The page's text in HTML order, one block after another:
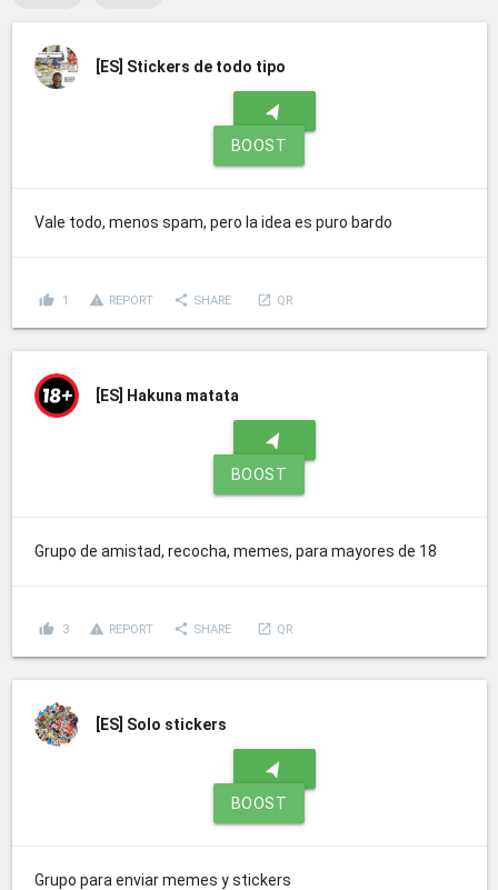
[ES] Stickers de todo tipo
navigation
BOOST
Vale todo, menos spam, pero la idea es puro bardo
thumb_up 1 report_problem REPORT share SHARE launch QR
[ES] Hakuna matata
navigation
BOOST
Grupo de amistad, recocha, memes, para mayores de 18
thumb_up 3 report_problem REPORT share SHARE launch QR
[ES] Solo stickers
navigation
BOOST
Grupo para enviar memes y stickers